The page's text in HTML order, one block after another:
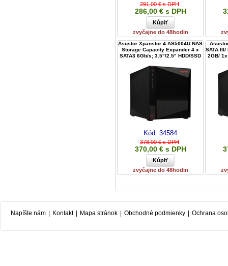
291,00 € s DPH
286,00 € s DPH
zvyčajne do 48hodin
Asustor Xpanstor 4 AS5004U NAS
Storage Capacity Expander 4 x
SATA3 6Gb/s; 3.5"/2.5" HDD/SSD
Kód: 34584
378,00 € s DPH
370,00 € s DPH
zvyčajne do 48hodin
SATA III/
2GB/
Napíšte nám Kontakt Mapa stránok Obchodné podmienky Ochrana